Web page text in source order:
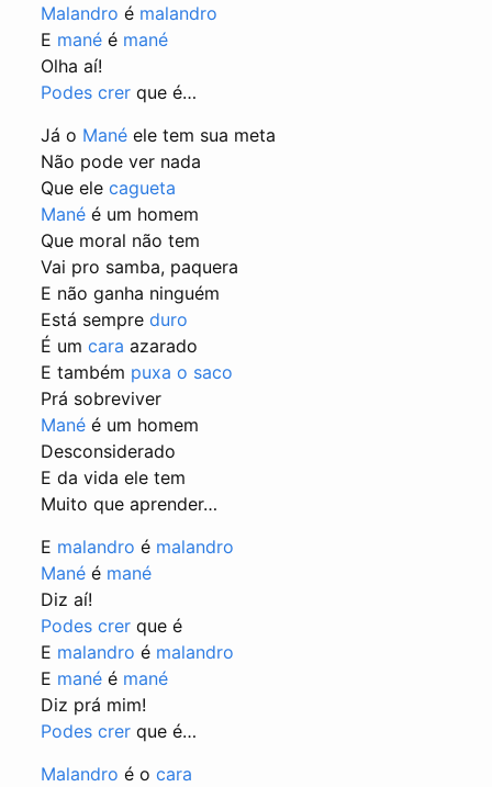
Malandro é malandro
E mané é mané
Olha aí!
Podes crer que é…
Já o Mané ele tem sua meta
Não pode ver nada
Que elecagueta
Mané é um homem
Que moral não tem
Vai pro samba, paquera
E não ganha ninguém
Está sempreduro
É umcara azarado
E também puxa o saco
Prá sobreviver
Mané é um homem
Desconsiderado
E da vida ele tem
Muito que aprender…
E malandro é malandro
Mané é mané
Diz aí!
Podes crer que é
E malandro é malandro
E mané é mané
Diz prá mim!
Podes crer que é…
Malandro é ocara